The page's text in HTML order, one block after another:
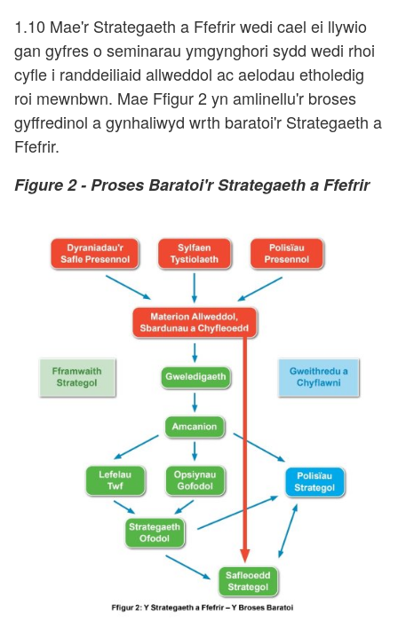
1.10 Mae'r Strategaeth a Ffefrir wedi cael ei llywio
gan gyfres o seminarau ymgynghori sydd wedi rhoi
cyfle i randdeiliaid allweddol ac aelodau etholedig
roi mewnbwn. Mae Ffigur 2 yn amlinellu'r broses
gyffredinol a gynhaliwyd wrth baratoi'r Strategaeth a
Ffefrir.
Figure 2 -Proses Baratoi'r Strategaeth a Ffefrir